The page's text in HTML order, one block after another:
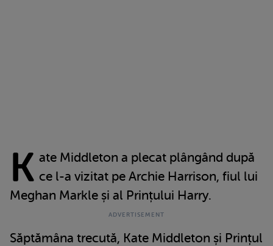
K ate Middleton a plecat plângând după
ce l-a vizitat pe Archie Harrison, fiul lui
Meghan Markle și al Prințului Harry.
Săptămâna trecută, Kate Middleton și Prințul